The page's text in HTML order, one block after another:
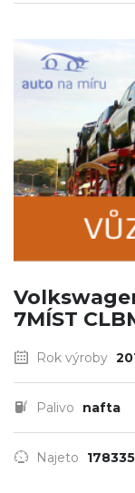
7MÍST
Rok výroby
Palivo nafta
Najeto